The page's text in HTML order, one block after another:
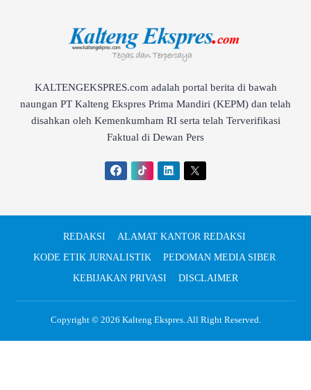
KALTENGEKSPRES.com adalah portal berita di bawah
naungan PT Kalteng Ekspres Prima Mandiri (KEPM) dan telah
disahkan oleh Kemenkumham RI serta telah Terverifikasi
Faktual di Dewan Pers
REDAKSI
ALAMAT KANTOR REDAKSI
KODE ETIK JURNALISTIK
PEDOMAN MEDIA SIBER
KEBIJAKAN PRIVASI
DISCLAIMER
Copyright © 2026 Kalteng Ekspres. All Right Reserved.